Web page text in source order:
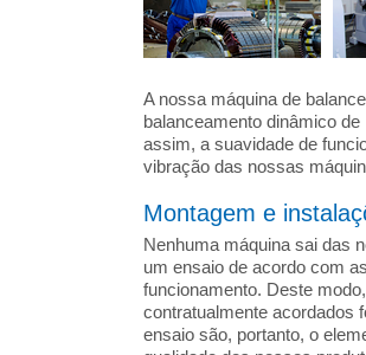
A nossa máquina de
balanceamento dinâmico
assim, a suavidade de
vibração das nossas
Montagem e
Nenhuma máquina sai das
um ensaio de acordo com
funcionamento. Deste
contratualmente acordados
ensaio são, portanto, o